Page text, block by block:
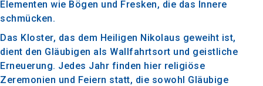
Elementen wie Bögen und Fresken, die das Innere
schmücken.
Das Kloster, das dem Heiligen Nikolaus geweiht ist,
dient den Gläubigen als Wallfahrtsort und geistliche
Erneuerung. Jedes Jahr finden hier religiöse
Zeremonien und Feiern statt, die sowohl Gläubige